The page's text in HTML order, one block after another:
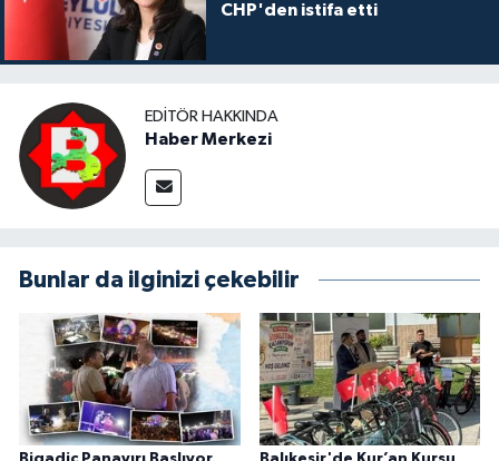
CHP'den istifa etti
EDITÖR HAKKINDA
Haber Merkezi
Bunlar da ilginizi çekebilir